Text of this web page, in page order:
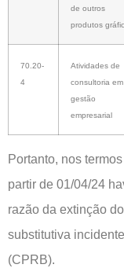
de outros
produtos
70.20-
4
Atividades de
consultoria em
gestão
empresarial
Portanto, nos
partir de 01/04/24
razão da extinção
substitutiva